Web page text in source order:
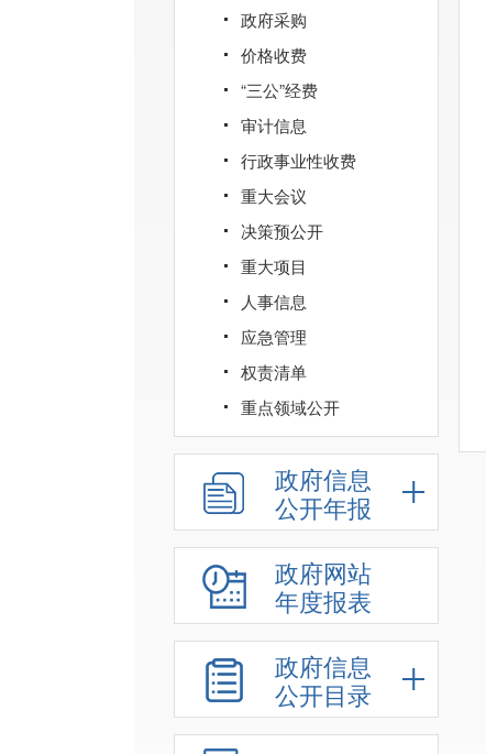
政府采购
价格收费
“三公”经费
审计信息
行政事业性收费
重大会议
决策预公开
重大项目
人事信息
应急管理
权责清单
重点领域公开
政府信息
公开年报
政府网站
年度报表
政府信息
公开目录